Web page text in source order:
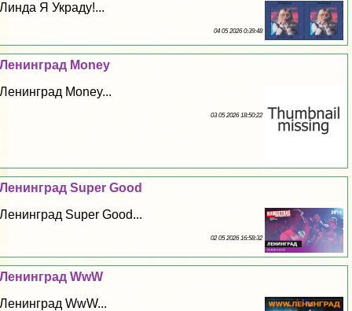
Линда Я Украду!...
04 05 2026 0:39:48
Ленинград Money
Ленинград Money...
03 05 2026 18:50:22
Ленинград Super Good
Ленинград Super Good...
02 05 2026 16:58:32
Ленинград WwW
Ленинград WwW...